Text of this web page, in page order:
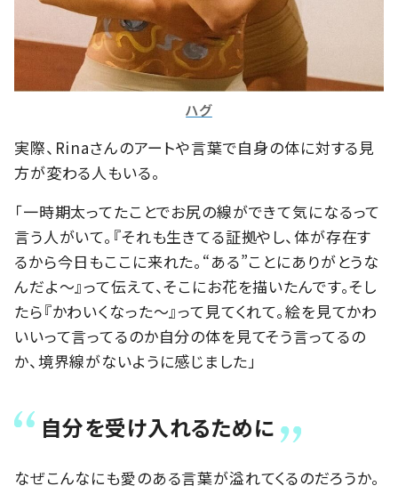
ハグ
実際、Rinaさんのアートや言葉で自身の体に対する見
方が変わる人もいる。
「一時期太ってたことでお尻の線ができて気になるって
言う人がいて。『それも生きてる証拠やし、体が存在す
るから今日もここに来れた。“ある”ことにありがとうな
んだよ～』って伝えて、そこにお花を描いたんです。そし
たら『かわいくなった～』って見てくれて。絵を見てかわ
いいって言ってるのか自分の体を見てそう言ってるの
か、境界線がないように感じました」
自分を受け入れるために
なぜこんなにも愛のある言葉が溢れてくるのだろうか。